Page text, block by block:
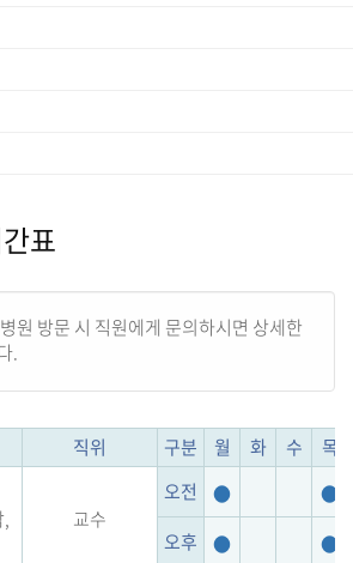
표
원 방문 시 직원에게 문의하시면 상세한
.
직위 구분 월 화 수 목
, 교수
오전 ●
●
오후
● ●